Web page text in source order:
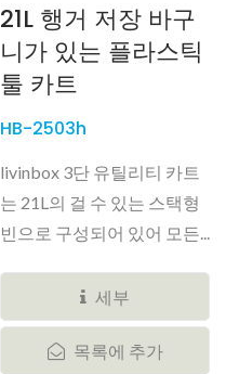
21L 행거 저장 바구
니가 있는 플라스틱
툴 카트
HB-2503h
livinbox 3단 유틸리티 카트
는 21L의 걸 수 있는 스택형
빈으로 구성되어 있어 모든...
세부
목록에 추가